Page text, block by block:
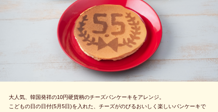
大人気、韓国発祥の10円硬貨柄のチーズパンケーキをアレンジ。
こどもの日の日付(5月5日)を入れた、チーズがのびるおいしく楽しいパンケーキで